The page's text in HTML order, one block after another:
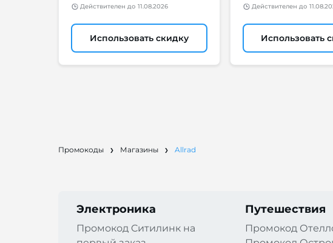
Действителен до 11.08.2026
Использовать скидку
Действителен до
Использовать
Промокоды Магазины Allrad
Электроника
Промокод Cитилинк на
Путешествия
Промокод